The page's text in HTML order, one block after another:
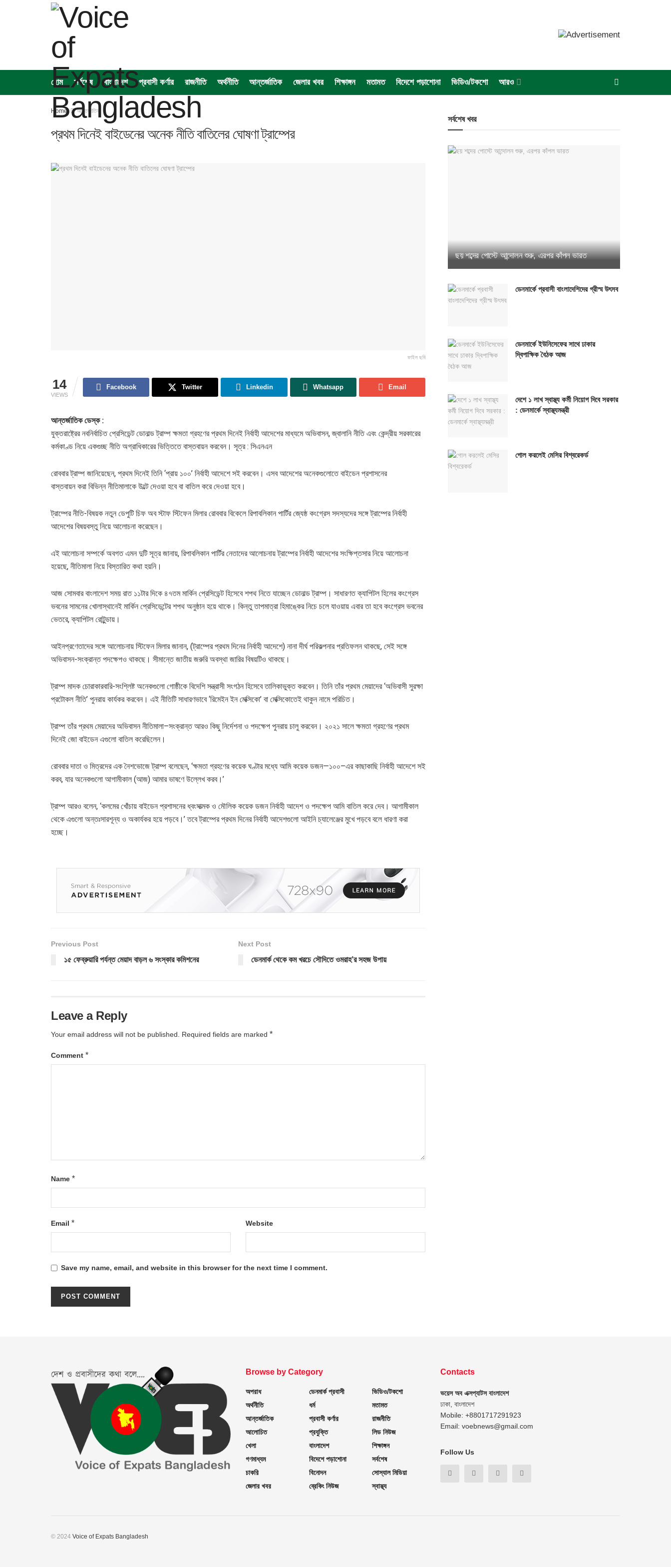
হোম সর্বশেষ বাংলাদেশ প্রবাসী কর্ণার রাজনীতি অর্থনীতি আন্তর্জাতিক জেলার খবর শিক্ষাঙ্গন মতামত বিদেশে পড়াশোনা ভিডিও/টকশো আরও
Home আন্তর্জাতিক
প্রথম দিনেই বাইডেনের অনেক নীতি বাতিলের ঘোষণা ট্রাম্পের
ফাইল ছবি
14
VIEWS
Facebook Twitter Linkedin Whatsapp Email
আন্তর্জাতিক ডেস্ক :
যুক্তরাষ্ট্রের নবনির্বাচিত প্রেসিডেন্ট ডোনাল্ড ট্রাম্প ক্ষমতা গ্রহণের প্রথম দিনেই নির্বাহী আদেশের মাধ্যমে অভিবাসন, জ্বালানি নীতি এবং কেন্দ্রীয় সরকারের
কর্মকাণ্ড নিয়ে একগুচ্ছ নীতি অগ্রাধিকারের ভিত্তিতে বাস্তবায়ন করবেন। সূত্র : সিএনএন
রোববার ট্রাম্প জানিয়েছেন, প্রথম দিনেই তিনি ‘প্রায় ১০০’ নির্বাহী আদেশে সই করবেন। এসব আদেশের অনেকগুলোতে বাইডেন প্রশাসনের
বাস্তবায়ন করা বিভিন্ন নীতিমালাকে উল্টে দেওয়া হবে বা বাতিল করে দেওয়া হবে।
ট্রাম্পের নীতি-বিষয়ক নতুন ডেপুটি চিফ অব স্টাফ স্টিফেন মিলার রোববার বিকেলে রিপাবলিকান পার্টির জ্যেষ্ঠ কংগ্রেস সদস্যদের সঙ্গে ট্রাম্পের নির্বাহী
আদেশের বিষয়বস্তু নিয়ে আলোচনা করেছেন।
এই আলোচনা সম্পর্কে অবগত এমন দুটি সূত্র জানায়, রিপাবলিকান পার্টির নেতাদের আলোচনায় ট্রাম্পের নির্বাহী আদেশের সংক্ষিপ্তসার নিয়ে আলোচনা
হয়েছে, নীতিমালা নিয়ে বিস্তারিত কথা হয়নি।
আজ সোমবার বাংলাদেশ সময় রাত ১১টার দিকে ৪৭তম মার্কিন প্রেসিডেন্ট হিসেবে শপথ নিতে যাচ্ছেন ডোনাল্ড ট্রাম্প। সাধারণত ক্যাপিটল হিলের কংগ্রেস
ভবনের সামনের খোলাস্থানেই মার্কিন প্রেসিডেন্টের শপথ অনুষ্ঠান হয়ে থাকে। কিন্তু তাপমাত্রা হিমাঙ্কের নিচে চলে যাওয়ায় এবার তা হবে কংগ্রেস ভবনের
ভেতরে, ক্যাপিটল রোটুন্ডায়।
আইনপ্রণেতাদের সঙ্গে আলোচনায় স্টিফেন মিলার জানান, (ট্রাম্পের প্রথম দিনের নির্বাহী আদেশে) নানা দীর্ঘ পরিকল্পনার প্রতিফলন থাকছে, সেই সঙ্গে
অভিবাসন-সংক্রান্ত পদক্ষেপও থাকছে। সীমান্তে জাতীয় জরুরি অবস্থা জারির বিষয়টিও থাকছে।
ট্রাম্প মাদক চোরাকারবারি-সংশ্লিষ্ট অনেকগুলো গোষ্ঠীকে বিদেশি সন্ত্রাসী সংগঠন হিসেবে তালিকাভুক্ত করবেন। তিনি তাঁর প্রথম মেয়াদের ‘অভিবাসী সুরক্ষা
প্রটোকল নীতি’ পুনরায় কার্যকর করবেন। এই নীতিটি সাধারণভাবে ‘রিমেইন ইন মেক্সিকো’ বা মেক্সিকোতেই থাকুন নামে পরিচিত।
ট্রাম্প তাঁর প্রথম মেয়াদের অভিবাসন নীতিমালা–সংক্রান্ত আরও কিছু নির্দেশনা ও পদক্ষেপ পুনরায় চালু করবেন। ২০২১ সালে ক্ষমতা গ্রহণের প্রথম
দিনেই জো বাইডেন এগুলো বাতিল করেছিলেন।
রোববার দাতা ও মিত্রদের এক নৈশভোজে ট্রাম্প বলেছেন, ‘ক্ষমতা গ্রহণের কয়েক ঘণ্টার মধ্যে আমি কয়েক ডজন—১০০–এর কাছাকাছি নির্বাহী আদেশে সই
করব, যার অনেকগুলো আগামীকাল (আজ) আমার ভাষণে উল্লেখ করব।’
ট্রাম্প আরও বলেন, ‘কলমের খোঁচায় বাইডেন প্রশাসনের ধ্বংসাত্মক ও মৌলিক কয়েক ডজন নির্বাহী আদেশ ও পদক্ষেপ আমি বাতিল করে দেব। আগামীকাল
থেকে এগুলো অন্তঃসারশূন্য ও অকার্যকর হয়ে পড়বে।’ তবে ট্রাম্পের প্রথম দিনের নির্বাহী আদেশগুলো আইনি চ্যালেঞ্জের মুখে পড়বে বলে ধারণা করা
হচ্ছে।
Previous Post
১৫ ফেব্রুয়ারি পর্যন্ত মেয়াদ বাড়ল ৬ সংস্কার কমিশনের
Next Post
ডেনমার্ক থেকে কম খরচে সৌদিতে ওমরাহ’র সহজ উপায়
Leave a Reply
Your email address will not be published. Required fields are marked *
Comment *
Name *
Email * Website
Save my name, email, and website in this browser for the next time I comment.
সর্বশেষ খবর
ছয় শব্দের পোস্টে আন্দোলন শুরু, এরপর কাঁপল ভারত
ডেনমার্কে প্রবাসী বাংলাদেশিদের গ্রীস্ম উৎসব
ডেনমার্কে ইউনিসেফের সাথে ঢাকার
দ্বিপাক্ষিক বৈঠক আজ
দেশে ১ লাখ স্বাস্থ্য কর্মী নিয়োগ দিবে সরকার
: ডেনমার্কে স্বাস্থ্যমন্ত্রী
গোল করলেই মেসির বিশ্বরেকর্ড
Browse by Category
অপরাধ
অর্থনীতি
আন্তর্জাতিক
আলোচিত
খেলা
গণমাধ্যম
চাকরি
জেলার খবর
ডেনমার্ক প্রবাসী
ধর্ম
প্রবাসী কর্ণার
প্রযুক্তি
বাংলাদেশ
বিদেশে পড়াশোনা
বিনোদন
ব্রেকিং নিউজ
ভিডিও/টকশো
মতামত
রাজনীতি
লিড নিউজ
শিক্ষাঙ্গন
সর্বশেষ
সোস্যাল মিডিয়া
স্বাস্থ্য
Contacts
ভয়েস অব এক্সপ্যাটস বাংলাদেশ
ঢাকা, বাংলাদেশ
Mobile: +8801717291923
Email: voebnews@gmail.com
Follow Us
© 2024 Voice of Expats Bangladesh